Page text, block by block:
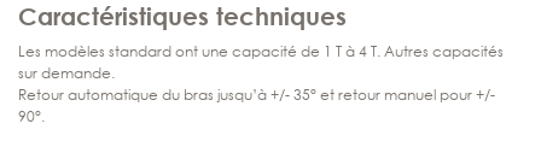
Caractéristiques techniques
Les modèles standard ont une capacité de 1 T à 4 T. Autres capacités
sur demande.
Retour automatique du bras jusqu’à +/- 35° et retour manuel pour +/-
90°.